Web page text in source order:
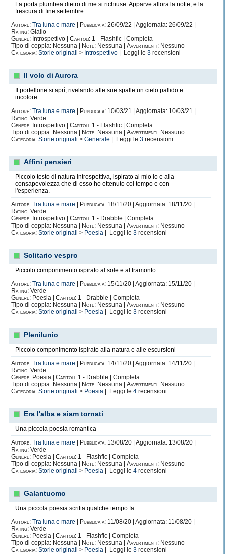
La porta plumbea dietro di me si richiuse. Apparve allora la notte, e la
frescura di fine settembre
Autore: Tra luna e mare Pubblicata: 26/09/22 | Aggiornata: 26/09/22 |
Rating: Giallo
Genere: Introspettivo | Capitoli: 1 - Flashfic | Completa
Tipo di coppia: Nessuna |
Note: Nessuna | Avvertimenti: Nessuno
Categoria: Storie originali > Introspettivo | Leggi le 3 recensioni
Il volo di Aurora
Il portellone si aprì, rivelando alle sue spalle un cielo pallido e
incolore.
Autore: Tra luna e mare Pubblicata: 10/03/21 | Aggiornata: 10/03/21 |
Rating: Verde
Genere: Introspettivo | Capitoli: 1 - Flashfic | Completa
Tipo di coppia: Nessuna |
Note: Nessuna | Avvertimenti: Nessuno
Categoria: Storie originali > Generale | Leggi le 3 recensioni
Affini pensieri
Piccolo testo di natura introspettiva, ispirato al mio io e alla
consapevolezza che di esso ho ottenuto col tempo e con
l'esperienza.
Autore: Tra luna e mare Pubblicata: 18/11/20 | Aggiornata: 18/11/20 |
Rating: Verde
Genere: Introspettivo | Capitoli: 1 - Drabble | Completa
Tipo di coppia: Nessuna |
Note: Nessuna | Avvertimenti: Nessuno
Categoria: Storie originali > Poesia | Leggi le 3 recensioni
Solitario vespro
Piccolo componimento ispirato al sole e al tramonto.
Autore: Tra luna e mare Pubblicata: 15/11/20 | Aggiornata: 15/11/20 |
Rating: Verde
Genere: Poesia | Capitoli: 1 - Drabble | Completa
Tipo di coppia: Nessuna |
Note: Nessuna | Avvertimenti: Nessuno
Categoria: Storie originali > Poesia | Leggi le 3 recensioni
Plenilunio
Piccolo componimento ispirato alla natura e alle escursioni
Autore: Tra luna e mare Pubblicata: 14/11/20 | Aggiornata: 14/11/20 |
Rating: Verde
Genere: Poesia | Capitoli: 1 - Drabble | Completa
Tipo di coppia: Nessuna |
Note: Nessuna | Avvertimenti: Nessuno
Categoria: Storie originali > Poesia | Leggi le 4 recensioni
Era l'alba e siam tornati
Una piccola poesia romantica
Autore: Tra luna e mare Pubblicata: 13/08/20 | Aggiornata: 13/08/20 |
Rating: Verde
Genere: Poesia | Capitoli: 1 - Flashfic | Completa
Tipo di coppia: Nessuna |
Note: Nessuna | Avvertimenti: Nessuno
Categoria: Storie originali > Poesia | Leggi le 4 recensioni
Galantuomo
Una piccola poesia scritta qualche tempo fa
Autore: Tra luna e mare Pubblicata: 11/08/20 | Aggiornata: 11/08/20 |
Rating: Verde
Genere: Poesia | Capitoli: 1 - Flashfic | Completa
Tipo di coppia: Nessuna |
Note: Nessuna | Avvertimenti: Nessuno
Categoria: Storie originali > Poesia | Leggi le 3 recensioni